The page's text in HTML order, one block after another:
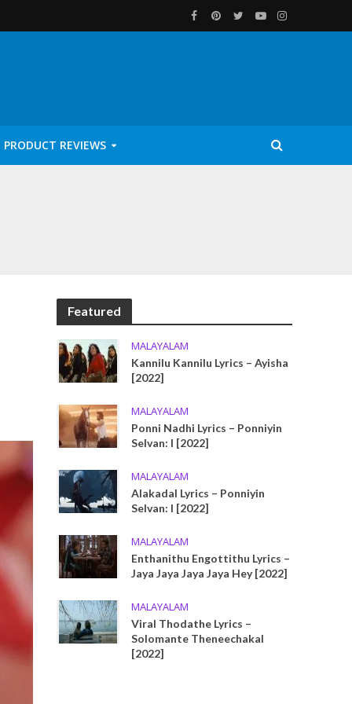
PRODUCT REVIEWS
Featured
MALAYALAM
Kannilu Kannilu Lyrics – Ayisha
[2022]
MALAYALAM
Ponni Nadhi Lyrics – Ponniyin
Selvan: I [2022]
MALAYALAM
Alakadal Lyrics – Ponniyin
Selvan: I [2022]
MALAYALAM
Enthanithu Engottithu Lyrics –
Jaya Jaya Jaya Jaya Hey [2022]
MALAYALAM
Viral Thodathe Lyrics –
Solomante Theneechakal
[2022]